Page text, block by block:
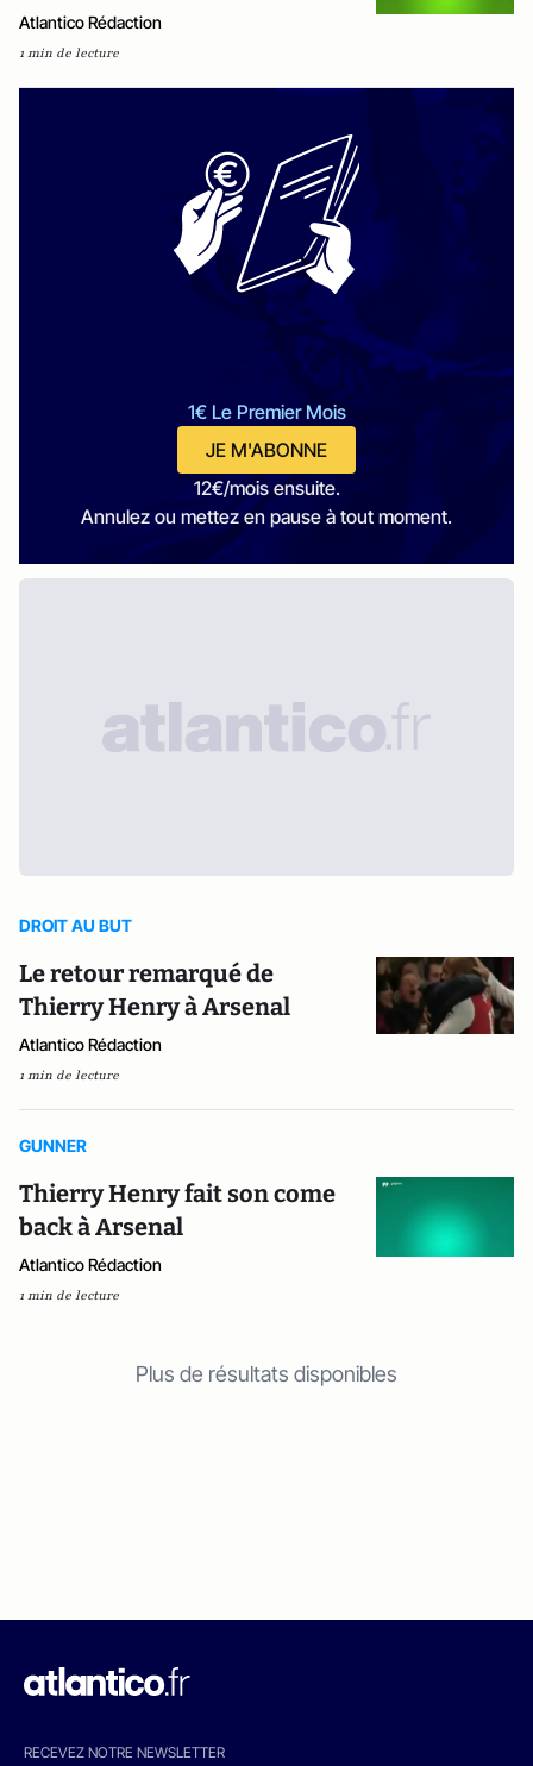
Atlantico Rédaction
1 min de lecture
1€ Le Premier Mois
JE M'ABONNE
12€/mois ensuite.
Annulez ou mettez en pause à tout moment.
DROIT AU BUT
Le retour remarqué de
Thierry Henry à Arsenal
Atlantico Rédaction
1 min de lecture
GUNNER
Thierry Henry fait son come
back à Arsenal
Atlantico Rédaction
1 min de lecture
Plus de résultats disponibles
RECEVEZ NOTRE NEWSLETTER